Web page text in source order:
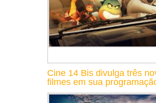
Cine 14 Bis divulga três
filmes em sua